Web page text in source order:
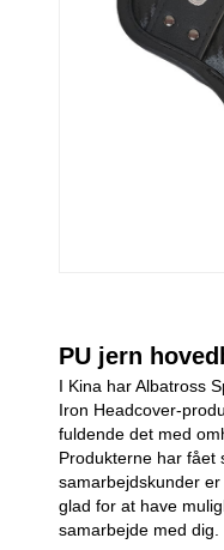
PU jern
I Kina har Albatross
Iron Headcover-
fuldende det med
Produkterne har fået
samarbejdskunder
glad for at have
samarbejde med dig.